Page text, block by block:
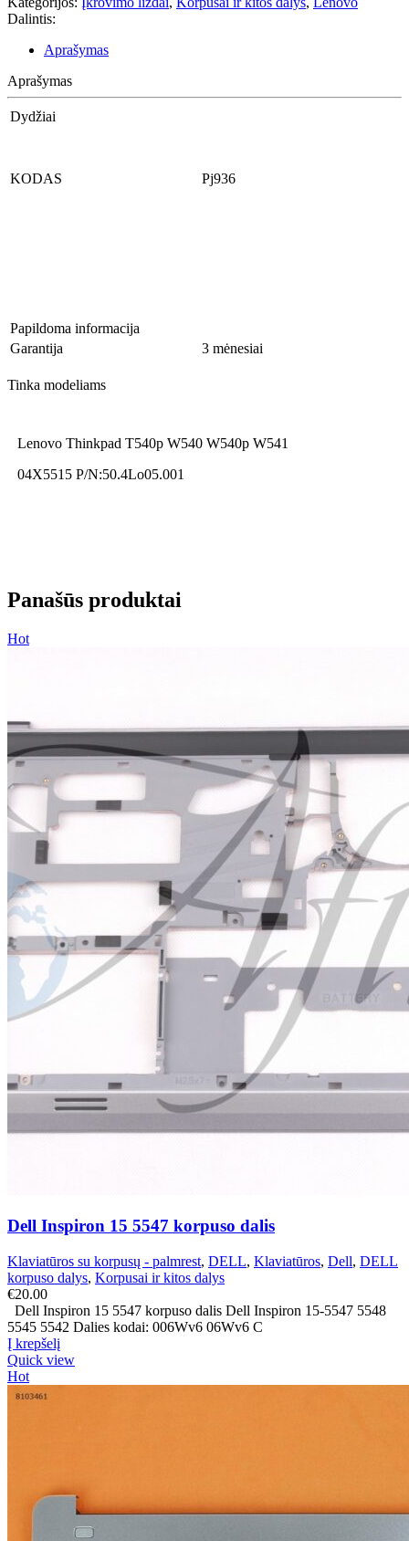
Dalintis:
Aprašymas
Aprašymas
Dydžiai
KODAS Pj936
Papildoma informacija
Garantija
3 mėnesiai
Tinka modeliams
Lenovo Thinkpad T540p W540 W540p W541
04X5515 P/N:50.4Lo05.001
Panašūs produktai
Hot
Dell Inspiron 15 5547 korpuso dalis
Klaviatūros su korpusų - palmrest, DELL, Klaviatūros, Dell, DELL
korpuso dalys, Korpusai ir kitos dalys
€20.00
Dell Inspiron 15 5547 korpuso dalis Dell Inspiron 15-5547 5548
5545 5542 Dalies kodai: 006Wv6 06Wv6 C
Į krepšelį
Quick view
Hot